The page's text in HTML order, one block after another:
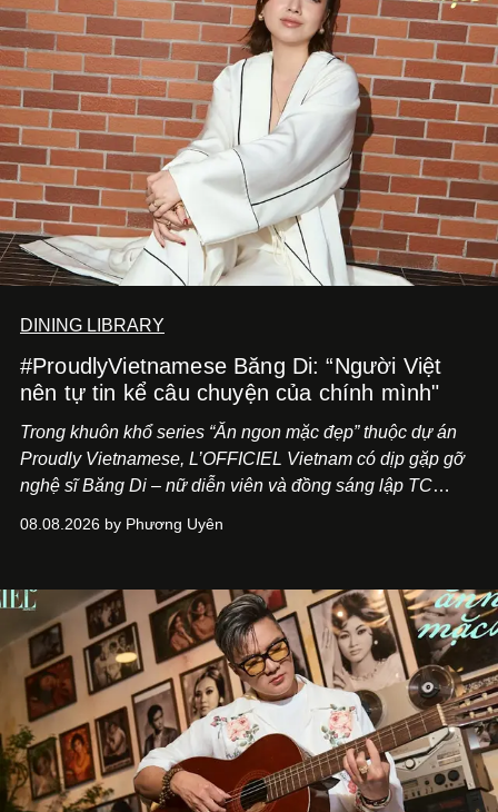
DINING LIBRARY
#ProudlyVietnamese Băng Di: “Người Việt
nên tự tin kể câu chuyện của chính mình"
Trong khuôn khổ series “Ăn ngon mặc đẹp” thuộc dự án
Proudly Vietnamese, L’OFFICIEL Vietnam có dịp gặp gỡ
nghệ sĩ Băng Di – nữ diễn viên và đồng sáng lập TC
Kitchen Bar và SALEM tại TP.HCM.
08.08.2026 by Phương Uyên